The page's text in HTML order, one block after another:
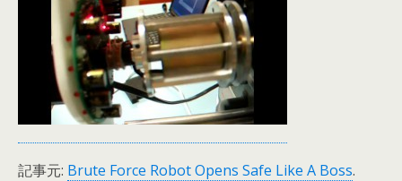
記事元: Brute Force Robot Opens Safe Like A Boss.